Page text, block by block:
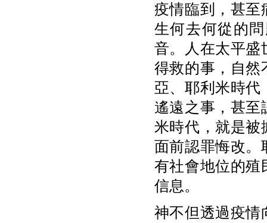
疫情臨到，甚至
生何去何從的
音。人在太平盛
得救的事，自然
亞、耶利米時代
遙遠之事，甚至
米時代，就是被
面前認罪悔改。
有社會地位的殖
信息。
神不但透過疫情